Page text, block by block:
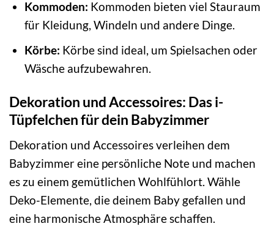
Kommoden: Kommoden bieten viel Stauraum
für Kleidung, Windeln und andere Dinge.
Körbe: Körbe sind ideal, um Spielsachen oder
Wäsche aufzubewahren.
Dekoration und Accessoires: Das i-
Tüpfelchen für dein Babyzimmer
Dekoration und Accessoires verleihen dem
Babyzimmer eine persönliche Note und machen
es zu einem gemütlichen Wohlfühlort. Wähle
Deko-Elemente, die deinem Baby gefallen und
eine harmonische Atmosphäre schaffen.